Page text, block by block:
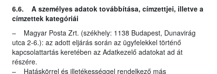
6.6. A személyes adatok továbbítása, címzettjei, illetve a
címzettek kategóriái
– Magyar Posta Zrt. (székhely: 1138 Budapest, Dunavirág
utca 2-6.): az adott eljárás során az ügyfelekkel történő
kapcsolattartás keretében az Adatkezelő adatokat ad át
részére.
– Hatáskörrel és illetékességgel rendelkező más